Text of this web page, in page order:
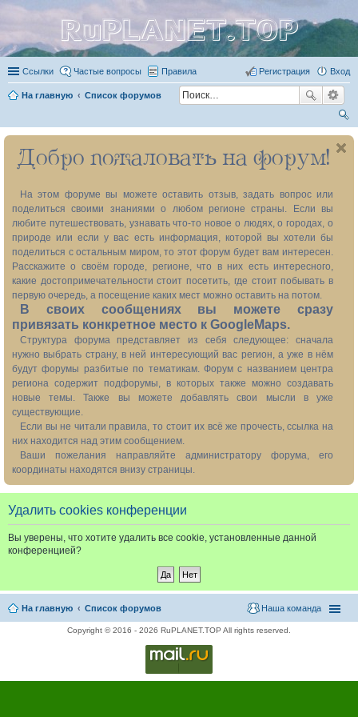
RuPLANET.TOP
Ссылки Частые вопросы Правила Вход
Регистрация
На главную Список форумов
ои
ск
Добро пожаловать на форум!
На этом форуме вы можете оставить отзыв, задать вопрос или
поделиться своими знаниями о любом регионе страны. Если вы
любите путешествовать, узнавать что-то новое о людях, о городах, о
природе или если у вас есть информация, которой вы хотели бы
поделиться с остальным миром, то этот форум будет вам интересен.
Расскажите о своём городе, регионе, что в них есть интересного,
какие достопримечательности стоит посетить, где стоит побывать в
первую очередь, а посещение каких мест можно оставить на потом.
В своих сообщениях вы можете сразу
привязать конкретное место к GoogleMaps.
Структура форума представляет из себя следующее: сначала
нужно выбрать страну, в ней интересующий вас регион, а уже в нём
будут форумы разбитые по тематикам. Форум с названием центра
региона содержит подфорумы, в которых также можно создавать
новые темы. Также вы можете добавлять свои мысли в уже
существующие.
Если вы не читали правила, то стоит их всё же прочесть, ссылка на
них находится над этим сообщением.
Ваши пожелания направляйте администратору форума, его
координаты находятся внизу страницы.
Удалить cookies конференции
Вы уверены, что хотите удалить все cookie, установленные данной
конференцией?
На главную Список форумов Наша команда
Copyright © 2016 - 2026 RuPLANET.TOP All rights reserved.